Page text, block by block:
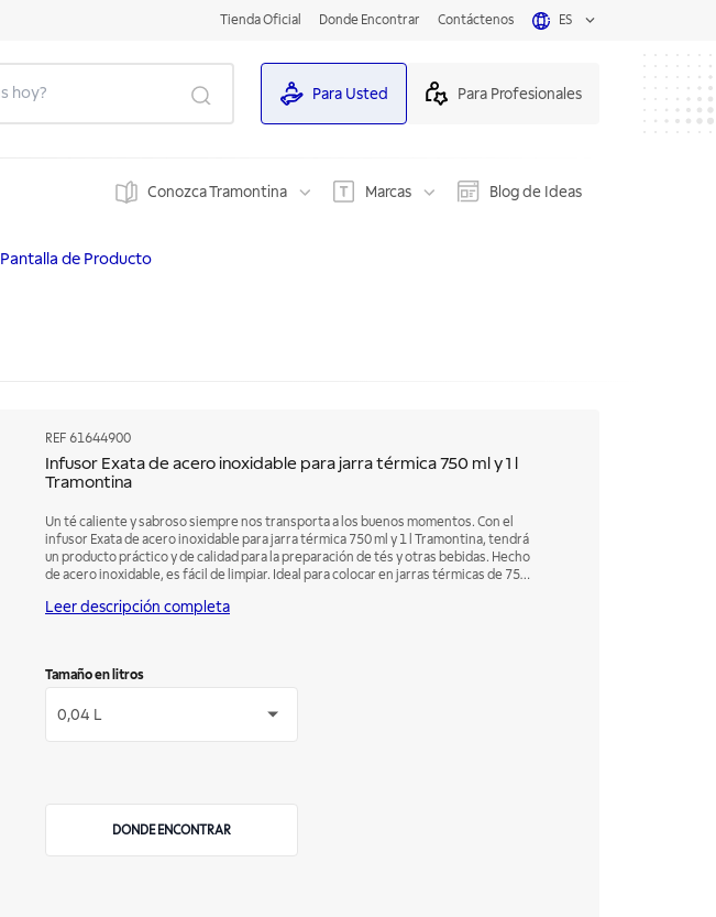
Tienda Oficial Donde Encontrar Contáctenos ES
Para Usted Para Profesionales
Conozca Tramontina Marcas Blog de Ideas
Pantalla de Producto
REF 61644900
Infusor Exata de acero inoxidable para jarra térmica 750 ml y 1 l
Tramontina
Un té caliente y sabroso siempre nos transporta a los buenos momentos. Con el
infusor Exata de acero inoxidable para jarra térmica 750 ml y 1 l Tramontina, tendrá
un producto práctico y de calidad para la preparación de tés y otras bebidas. Hecho
de acero inoxidable, es fácil de limpiar. Ideal para colocar en jarras térmicas de 750
Leer descripción completa
Tamaño en litros
0,04 L
DONDE ENCONTRAR